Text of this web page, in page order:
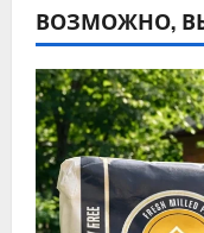
ВОЗМОЖНО,